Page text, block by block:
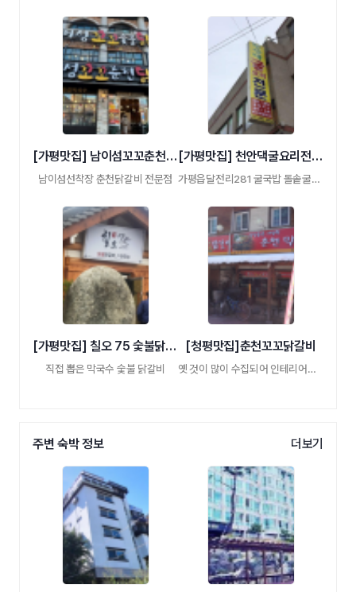
[가평맛집] 남이섬꼬꼬춘천닭갈비
남이섬선착장 춘천닭갈비 전문점
[가평맛집] 천안댁굴요리전문점
가평읍달전리281 굴국밥 돌솥굴밥 굴칼국수 …
[가평맛집] 칠오 75 숯불닭갈비 막국수
직접 뽑은 막국수 숯불 닭갈비
[청평맛집]춘천꼬꼬닭갈비
옛 것이 많이 수집되어 인테리어가 정겨운 막 …
주변 숙박 정보 더보기